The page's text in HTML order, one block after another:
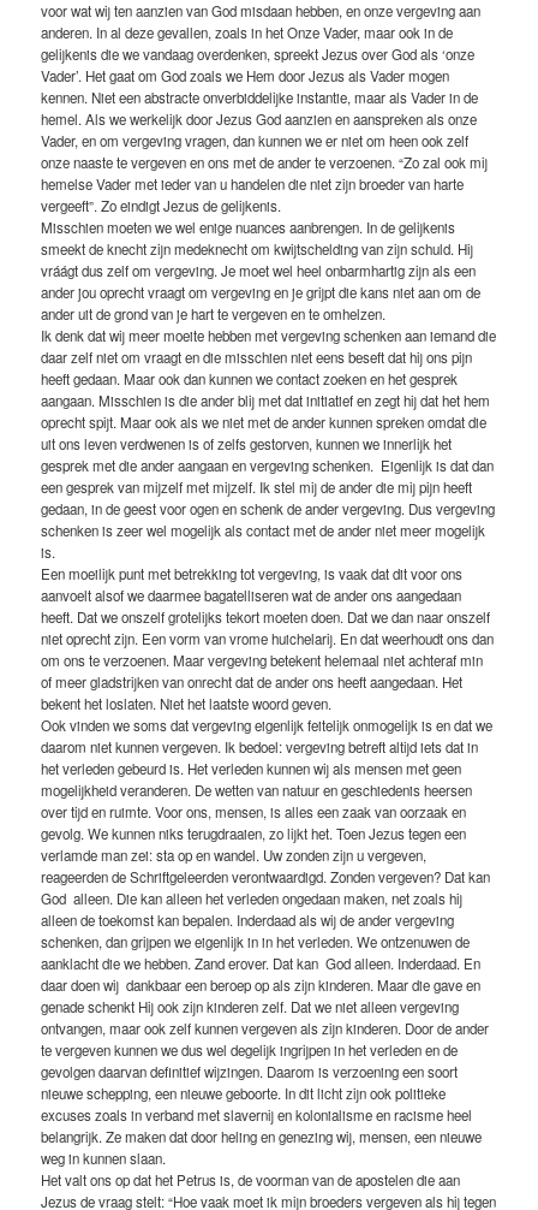
voor wat wij ten aanzien van God misdaan hebben, en onze vergeving aan
anderen. In al deze gevallen, zoals in het Onze Vader, maar ook in de
gelijkenis die we vandaag overdenken, spreekt Jezus over God als ‘onze
Vader’. Het gaat om God zoals we Hem door Jezus als Vader mogen
kennen. Niet een abstracte onverbiddelijke instantie, maar als Vader in de
hemel. Als we werkelijk door Jezus God aanzien en aanspreken als onze
Vader, en om vergeving vragen, dan kunnen we er niet om heen ook zelf
onze naaste te vergeven en ons met de ander te verzoenen. “Zo zal ook mij
hemelse Vader met ieder van u handelen die niet zijn broeder van harte
vergeeft”. Zo eindigt Jezus de gelijkenis.
Misschien moeten we wel enige nuances aanbrengen. In de gelijkenis
smeekt de knecht zijn medeknecht om kwijtschelding van zijn schuld. Hij
vráágt dus zelf om vergeving. Je moet wel heel onbarmhartig zijn als een
ander jou oprecht vraagt om vergeving en je grijpt die kans niet aan om de
ander uit de grond van je hart te vergeven en te omhelzen.
Ik denk dat wij meer moeite hebben met vergeving schenken aan iemand die
daar zelf niet om vraagt en die misschien niet eens beseft dat hij ons pijn
heeft gedaan. Maar ook dan kunnen we contact zoeken en het gesprek
aangaan. Misschien is die ander blij met dat initiatief en zegt hij dat het hem
oprecht spijt. Maar ook als we niet met de ander kunnen spreken omdat die
uit ons leven verdwenen is of zelfs gestorven, kunnen we innerlijk het
gesprek met die ander aangaan en vergeving schenken. Eigenlijk is dat dan
een gesprek van mijzelf met mijzelf. Ik stel mij de ander die mij pijn heeft
gedaan, in de geest voor ogen en schenk de ander vergeving. Dus vergeving
schenken is zeer wel mogelijk als contact met de ander niet meer mogelijk
is.
Een moeilijk punt met betrekking tot vergeving, is vaak dat dit voor ons
aanvoelt alsof we daarmee bagatelliseren wat de ander ons aangedaan
heeft. Dat we onszelf grotelijks tekort moeten doen. Dat we dan naar onszelf
niet oprecht zijn. Een vorm van vrome huichelarij. En dat weerhoudt ons dan
om ons te verzoenen. Maar vergeving betekent helemaal niet achteraf min
of meer gladstrijken van onrecht dat de ander ons heeft aangedaan. Het
bekent het loslaten. Niet het laatste woord geven.
Ook vinden we soms dat vergeving eigenlijk feitelijk onmogelijk is en dat we
daarom niet kunnen vergeven. Ik bedoel: vergeving betreft altijd iets dat in
het verleden gebeurd is. Het verleden kunnen wij als mensen met geen
mogelijkheid veranderen. De wetten van natuur en geschiedenis heersen
over tijd en ruimte. Voor ons, mensen, is alles een zaak van oorzaak en
gevolg. We kunnen niks terugdraaien, zo lijkt het. Toen Jezus tegen een
verlamde man zei: sta op en wandel. Uw zonden zijn u vergeven,
reageerden de Schriftgeleerden verontwaardigd. Zonden vergeven? Dat kan
God alleen. Die kan alleen het verleden ongedaan maken, net zoals hij
alleen de toekomst kan bepalen. Inderdaad als wij de ander vergeving
schenken, dan grijpen we eigenlijk in in het verleden. We ontzenuwen de
aanklacht die we hebben. Zand erover. Dat kan God alleen. Inderdaad. En
daar doen wij dankbaar een beroep op als zijn kinderen. Maar die gave en
genade schenkt Hij ook zijn kinderen zelf. Dat we niet alleen vergeving
ontvangen, maar ook zelf kunnen vergeven als zijn kinderen. Door de ander
te vergeven kunnen we dus wel degelijk ingrijpen in het verleden en de
gevolgen daarvan definitief wijzingen. Daarom is verzoening een soort
nieuwe schepping, een nieuwe geboorte. In dit licht zijn ook politieke
excuses zoals in verband met slavernij en kolonialisme en racisme heel
belangrijk. Ze maken dat door heling en genezing wij, mensen, een nieuwe
weg in kunnen slaan.
Het valt ons op dat het Petrus is, de voorman van de apostelen die aan
Jezus de vraag stelt: “Hoe vaak moet ik mijn broeders vergeven als hij tegen